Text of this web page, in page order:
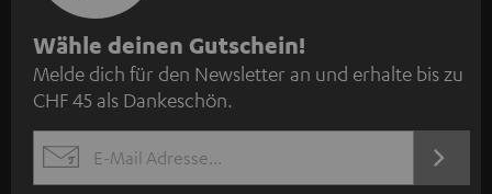
N
e
w
s
l
Wähle deinen Gutschein!
Melde dich für den Newsletter an und erhalte bis zu
CHF 45 als Dankeschön.
EMAIL
JETZT